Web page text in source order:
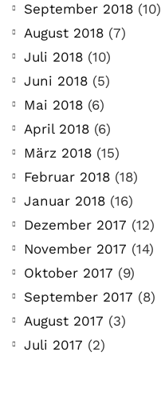
September 2018 (10)
August 2018 (7)
Juli 2018 (10)
Juni 2018 (5)
Mai 2018 (6)
April 2018 (6)
März 2018 (15)
Februar 2018 (18)
Januar 2018 (16)
Dezember 2017 (12)
November 2017 (14)
Oktober 2017 (9)
September 2017 (8)
August 2017 (3)
Juli 2017 (2)